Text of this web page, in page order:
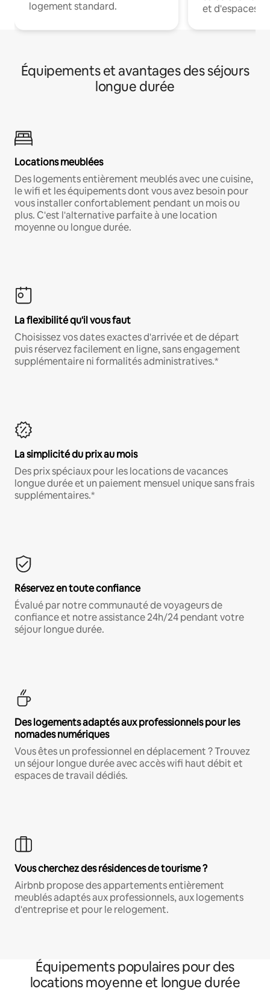
logement standard.
et d'espaces
Équipements et avantages des séjours
longue durée
Locations meublées
Des logements entièrement meublés avec une cuisine,
le wifi et les équipements dont vous avez besoin pour
vous installer confortablement pendant un mois ou
plus. C'est l'alternative parfaite à une location
moyenne ou longue durée.
La flexibilité qu'il vous faut
Choisissez vos dates exactes d'arrivée et de départ
puis réservez facilement en ligne, sans engagement
supplémentaire ni formalités administratives.*
La simplicité du prix au mois
Des prix spéciaux pour les locations de vacances
longue durée et un paiement mensuel unique sans frais
supplémentaires.*
Réservez en toute confiance
Évalué par notre communauté de voyageurs de
confiance et notre assistance 24h/24 pendant votre
séjour longue durée.
Des logements adaptés aux professionnels pour les
nomades numériques
Vous êtes un professionnel en déplacement ? Trouvez
un séjour longue durée avec accès wifi haut débit et
espaces de travail dédiés.
Vous cherchez des résidences de tourisme ?
Airbnb propose des appartements entièrement
meublés adaptés aux professionnels, aux logements
d'entreprise et pour le relogement.
Équipements populaires pour des
locations moyenne et longue durée